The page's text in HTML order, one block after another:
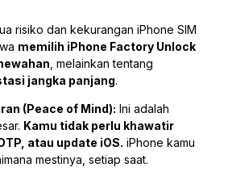
risiko dan kekurangan iPhone SIM
memilih iPhone Factory Unlock
, melainkan tentang
jangka panjang.
(Peace of Mind): Ini adalah
Kamu tidak perlu khawatir
atau update iOS. iPhone kamu
mestinya, setiap saat.